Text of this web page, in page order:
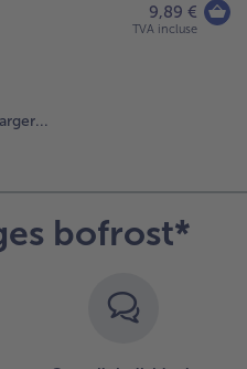
9,89 €
TVA incluse
bofrost*